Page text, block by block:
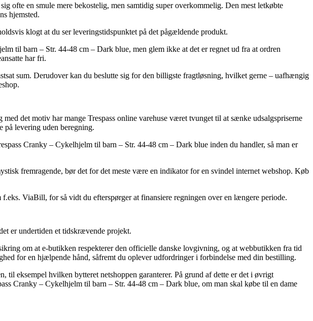
ofte en smule mere bekostelig, men samtidig super overkommelig. Den mest letkøbte
hjemsted.
klogt at du ser leveringstidspunktet på det pågældende produkt.
til barn – Str. 44-48 cm – Dark blue, men glem ikke at det er regnet ud fra at ordren
har fri.
sum. Derudover kan du beslutte sig for den billigste fragtløsning, hvilket gerne – uafhængig
det motiv har mange Trespass online varehuse været tvunget til at sænke udsalgspriserne
på levering uden beregning.
Cranky – Cykelhjelm til barn – Str. 44-48 cm – Dark blue inden du handler, så man er
fremragende, bør det for det meste være en indikator for en svindel internet webshop. Køb
ViaBill, for så vidt du efterspørger at finansiere regningen over en længere periode.
er undertiden et tidskrævende projekt.
om at e-butikken respekterer den officielle danske lovgivning, og at webbutikken fra tid
for en hjælpende hånd, såfremt du oplever udfordringer i forbindelse med din bestilling.
eksempel hvilken bytteret netshoppen garanterer. På grund af dette er det i øvrigt
Cranky – Cykelhjelm til barn – Str. 44-48 cm – Dark blue, om man skal købe til en dame